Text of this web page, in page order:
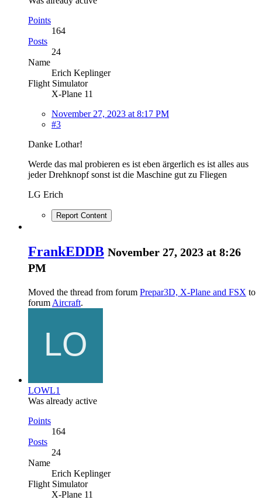
Points
164
Posts
24
Name
Erich Keplinger
Flight Simulator
X-Plane 11
November 27, 2023 at 8:17 PM
#3
Danke Lothar!
Werde das mal probieren es ist eben ärgerlich es ist alles aus
jeder Drehknopf sonst ist die Maschine gut zu Fliegen
LG Erich
Report Content
FrankEDDB November 27, 2023 at 8:26
PM
Moved the thread from forum Prepar3D, X-Plane and FSX to
forum Aircraft.
LOWL1
Was already active
Points
164
Posts
24
Name
Erich Keplinger
Flight Simulator
X-Plane 11